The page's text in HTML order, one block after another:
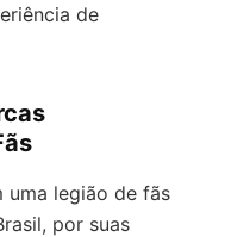
de
uma legião de fãs
por suas